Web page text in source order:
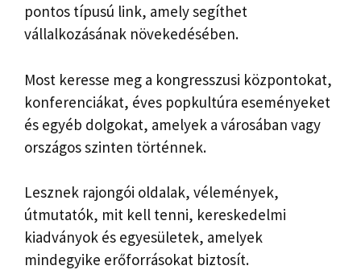
pontos típusú link, amely segíthet
vállalkozásának növekedésében.
Most keresse meg a kongresszusi központokat,
konferenciákat, éves popkultúra eseményeket
és egyéb dolgokat, amelyek a városában vagy
országos szinten történnek.
Lesznek rajongói oldalak, vélemények,
útmutatók, mit kell tenni, kereskedelmi
kiadványok és egyesületek, amelyek
mindegyike erőforrásokat biztosít.